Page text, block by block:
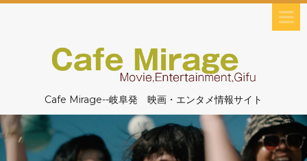
Cafe Mirage--岐阜発 映画・エンタメ情報サイト